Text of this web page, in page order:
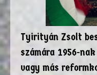
Tyirityán Zsolt
számára 1956-
vagy más